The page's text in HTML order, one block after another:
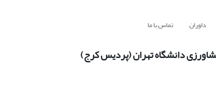
داوران تماس با ما
دانشگاه تهران (پردیس کرج)